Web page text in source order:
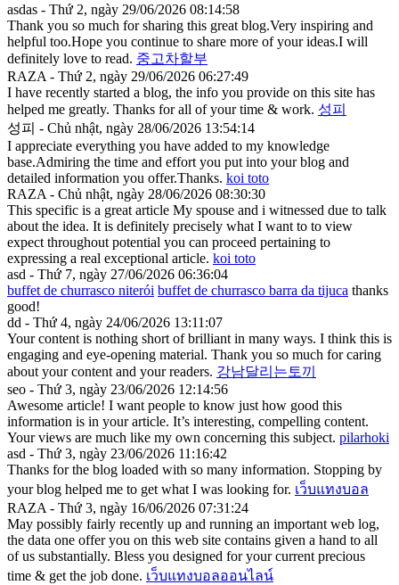
asdas - Thứ 2, ngày 29/06/2026 08:14:58
Thank you so much for sharing this great blog.Very inspiring and
helpful too.Hope you continue to share more of your ideas.I will
definitely love to read. 중고차할부
RAZA - Thứ 2, ngày 29/06/2026 06:27:49
I have recently started a blog, the info you provide on this site has
helped me greatly. Thanks for all of your time & work. 성피
성피 - Chủ nhật, ngày 28/06/2026 13:54:14
I appreciate everything you have added to my knowledge
base.Admiring the time and effort you put into your blog and
detailed information you offer.Thanks. koi toto
RAZA - Chủ nhật, ngày 28/06/2026 08:30:30
This specific is a great article My spouse and i witnessed due to talk
about the idea. It is definitely precisely what I want to to view
expect throughout potential you can proceed pertaining to
expressing a real exceptional article. koi toto
asd - Thứ 7, ngày 27/06/2026 06:36:04
buffet de churrasco niterói buffet de churrasco barra da tijuca thanks
good!
dd - Thứ 4, ngày 24/06/2026 13:11:07
Your content is nothing short of brilliant in many ways. I think this is
engaging and eye-opening material. Thank you so much for caring
about your content and your readers. 강남달리는토끼
seo - Thứ 3, ngày 23/06/2026 12:14:56
Awesome article! I want people to know just how good this
information is in your article. It’s interesting, compelling content.
Your views are much like my own concerning this subject. pilarhoki
asd - Thứ 3, ngày 23/06/2026 11:16:42
Thanks for the blog loaded with so many information. Stopping by
your blog helped me to get what I was looking for. เว็บแทงบอล
RAZA - Thứ 3, ngày 16/06/2026 07:31:24
May possibly fairly recently up and running an important web log,
the data one offer you on this web site contains given a hand to all
of us substantially. Bless you designed for your current precious
time & get the job done. เว็บแทงบอลออนไลน์